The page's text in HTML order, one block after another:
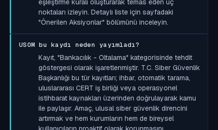
noktaları izleyin. Detaylı liste için sayfadaki
"Önerilen Aksiyonlar" bölümünü inceleyin.
USOM bu kaydı neden yayımladı?
Kayıt, "Bankacılık - Oltalama" kategorisinde tehdit
göstergesi olarak işaretlenmiştir. T.C. Siber Güvenlik
Başkanlığı bu tür kayıtları; ihbar, otomatik tarama,
uluslararası CERT iş birliği veya operasyonel
istihbarat kaynakları üzerinden doğrulayarak kamu
ile paylaşır. Amaç, ulusal siber güvenlik direncini
artırmak ve hem kurumların hem de bireysel